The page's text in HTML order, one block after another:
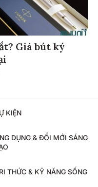
Giá bút ký
KIỆN
DỤNG & ĐỔI MỚI SÁNG
THỨC & KỸ NĂNG SỐNG